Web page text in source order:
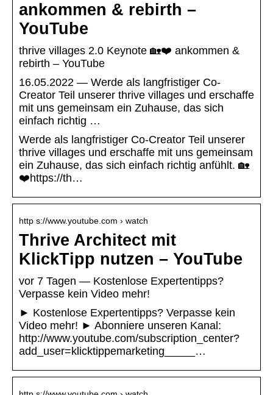
ankommen & rebirth –
YouTube
thrive villages 2.0 Keynote 🏡❤️ ankommen &
rebirth – YouTube
16.05.2022 — Werde als langfristiger Co-
Creator Teil unserer thrive villages und erschaffe
mit uns gemeinsam ein Zuhause, das sich
einfach richtig …
Werde als langfristiger Co-Creator Teil unserer
thrive villages und erschaffe mit uns gemeinsam
ein Zuhause, das sich einfach richtig anfühlt. 🏡
❤️https://th…
http s://www.youtube.com › watch
Thrive Architect mit
KlickTipp nutzen – YouTube
vor 7 Tagen — Kostenlose Expertentipps?
Verpasse kein Video mehr!
► Kostenlose Expertentipps? Verpasse kein
Video mehr! ► Abonniere unseren Kanal:
http://www.youtube.com/subscription_center?
add_user=klicktippemarketing_____…